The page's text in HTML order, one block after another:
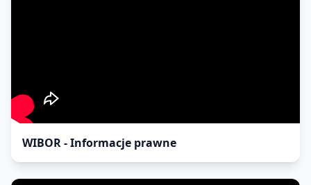
WIBOR - Informacje prawne